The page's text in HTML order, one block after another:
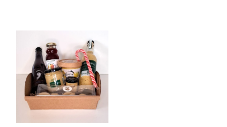
Streekmandje.